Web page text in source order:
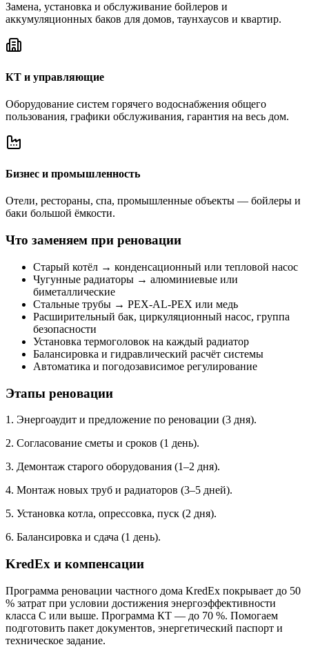
Замена, установка и обслуживание бойлеров и
аккумуляционных баков для домов, таунхаусов и квартир.
КТ и управляющие
Оборудование систем горячего водоснабжения общего
пользования, графики обслуживания, гарантия на весь дом.
Бизнес и промышленность
Отели, рестораны, спа, промышленные объекты — бойлеры и
баки большой ёмкости.
Что заменяем при реновации
Старый котёл → конденсационный или тепловой насос
Чугунные радиаторы → алюминиевые или
биметаллические
Стальные трубы → PEX-AL-PEX или медь
Расширительный бак, циркуляционный насос, группа
безопасности
Установка термоголовок на каждый радиатор
Балансировка и гидравлический расчёт системы
Автоматика и погодозависимое регулирование
Этапы реновации
1. Энергоаудит и предложение по реновации (3 дня).
2. Согласование сметы и сроков (1 день).
3. Демонтаж старого оборудования (1–2 дня).
4. Монтаж новых труб и радиаторов (3–5 дней).
5. Установка котла, опрессовка, пуск (2 дня).
6. Балансировка и сдача (1 день).
KredEx и компенсации
Программа реновации частного дома KredEx покрывает до 50
% затрат при условии достижения энергоэффективности
класса C или выше. Программа КТ — до 70 %. Помогаем
подготовить пакет документов, энергетический паспорт и
техническое задание.